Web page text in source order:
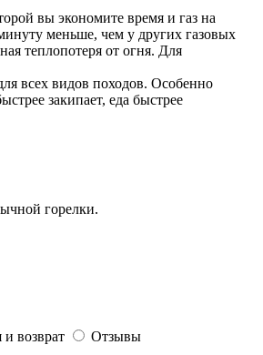
вы экономите время и газ на
меньше, чем у других газовых
теплопотеря от огня. Для
всех видов походов. Особенно
закипает, еда быстрее
горелки.
и возврат
Отзывы